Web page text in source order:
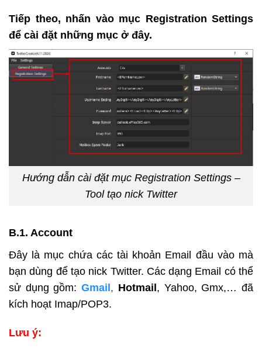
Tiếp theo, nhấn vào mục Registration Settings
để cài đặt những mục ở đây.
Hướng dẫn cài đặt mục Registration Settings –
Tool tạo nick Twitter
B.1. Account
Đây là mục chứa các tài khoản Email đầu vào mà
bạn dùng để tạo nick Twitter. Các dạng Email có thể
sử dụng gồm: Gmail, Hotmail, Yahoo, Gmx,… đã
kích hoạt Imap/POP3.
Lưu ý: